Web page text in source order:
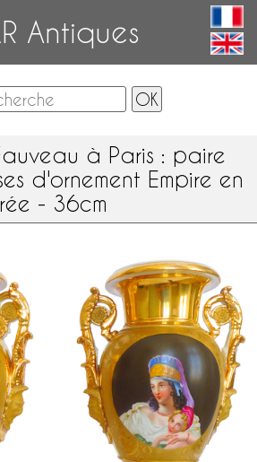
Antiques
à Paris : paire
d'ornement Empire en
- 36cm